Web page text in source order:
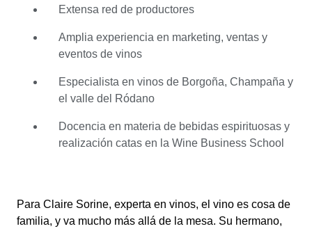
especializado en los vinos de Borgoña, Champaña y el
humildad, por lo que Claire en realidad no se
identificaría como tal; hay demasiados vinos en el
mundo, y afirma que es imposible saberlo todo, conocer
todas las denominaciones y todas las añadas. En
descubriendo nuevas joyas. Con sus amplios
conocimientos, que van desde la producción hasta el
vino, también siente pasión por el whisky.
Extensa red de productores
Amplia experiencia en marketing, ventas y
eventos de vinos
Especialista en vinos de Borgoña, Champaña y
el valle del Ródano
Docencia en materia de bebidas espirituosas y
realización catas en la Wine Business School
Para Claire Sorine, experta en vinos, el vino es cosa de
familia, y va mucho más allá de la mesa. Su hermano,